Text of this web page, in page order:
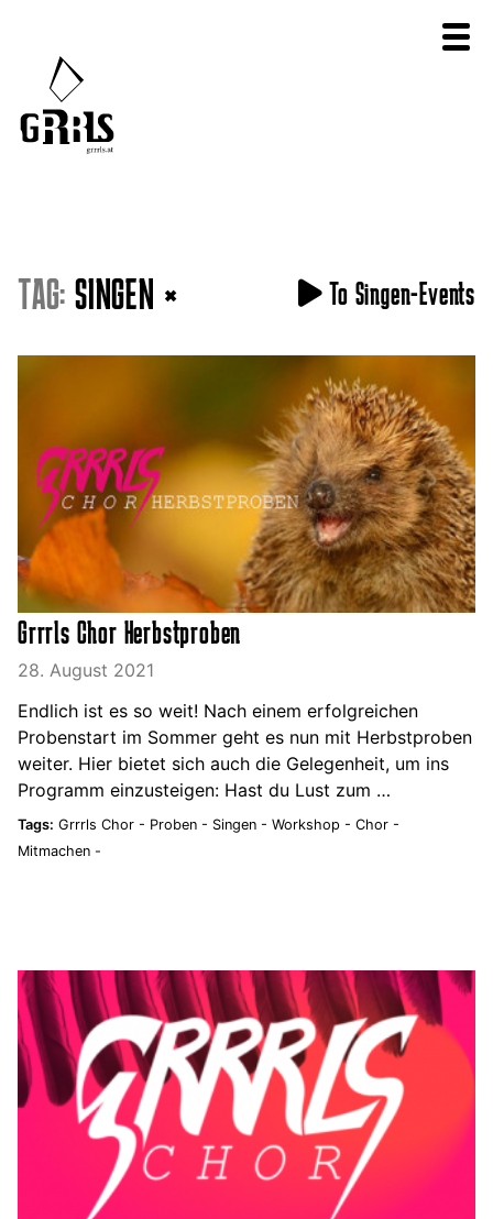
TAG: SINGEN × To Singen-Events
Grrrls Chor Herbstproben
28. August 2021
Endlich ist es so weit! Nach einem erfolgreichen
Probenstart im Sommer geht es nun mit Herbstproben
weiter. Hier bietet sich auch die Gelegenheit, um ins
Programm einzusteigen: Hast du Lust zum …
Tags: Grrrls Chor - Proben - Singen - Workshop - Chor -
Mitmachen -